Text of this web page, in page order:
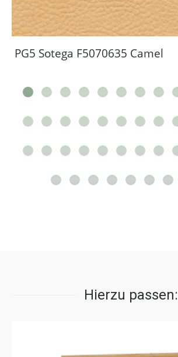
PG5 Sotega F5070635 Camel
Hierzu passen: